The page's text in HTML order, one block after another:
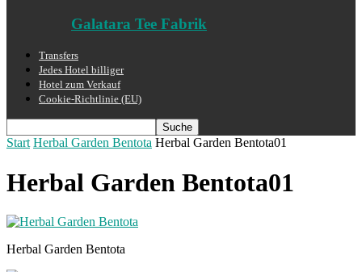
Galatara Tee Fabrik
Transfers
Jedes Hotel billiger
Hotel zum Verkauf
Cookie-Richtlinie (EU)
Start Herbal Garden Bentota Herbal Garden Bentota01
Herbal Garden Bentota01
Herbal Garden Bentota